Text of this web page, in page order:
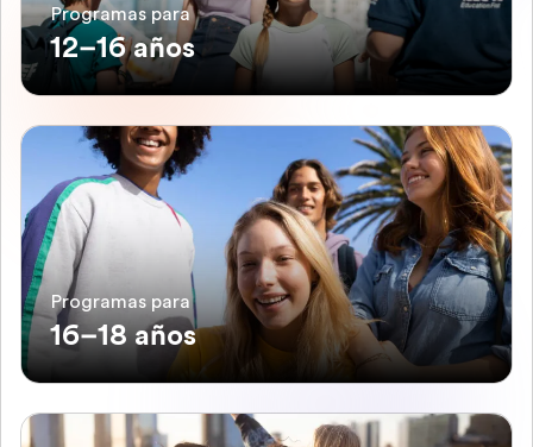
Programas para
12–16 años
Programas para
16–18 años